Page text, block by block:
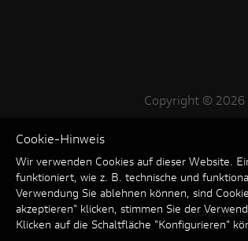
Cookie-Hinweis
Wir verwenden Cookies auf dieser Website.
funktioniert, wie z. B. technische und
Verwendung Sie ablehnen können, sind
akzeptieren" klicken, stimmen Sie der
Klicken auf die Schaltfläche "Konfigurieren"
Copyright © 2026
SCRAMBLER